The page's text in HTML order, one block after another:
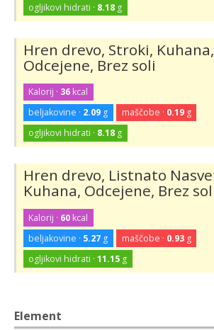
ogljikovi hidrati · 8.18 g
Hren drevo, Stroki,
Odcejene, Brez soli
Kalorij · 36 kcal
beljakovine · 2.09 g maščobe · 0.19g
ogljikovi hidrati · 8.18 g
Hren drevo, Listnato
Kuhana, Odcejene, Brez
Kalorij · 60 kcal
beljakovine · 5.27 g maščobe · 0.93g
ogljikovi hidrati ·11.15 g
Element